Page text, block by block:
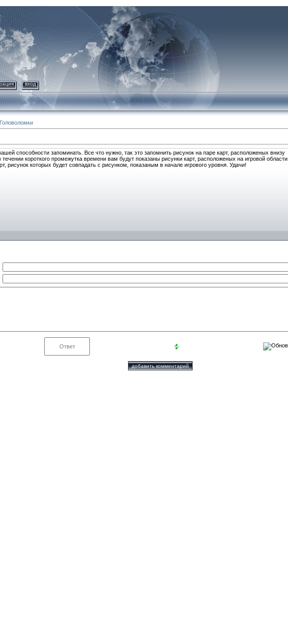
вход
Головоломки
способности запоминать. Все что нужно, так это запомнить рисунок на паре карт, расположеных внизу
короткого промежутка времени вам будут показаны рисунки карт, расположеных на игровой области.
рисунок которых будет совпадать с рисунком, показаным в начале игрового уровня. Удачи!